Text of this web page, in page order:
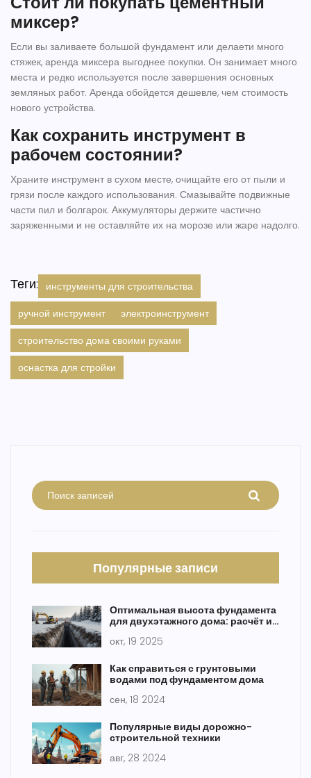
миксер?
Если вы заливаете большой фундамент или делаети много
стяжек, аренда миксера выгоднее покупки. Он занимает много
места и редко используется после завершения основных
земляных работ. Аренда обойдется дешевле, чем стоимость
нового устройства.
Как сохранить инструмент в
рабочем состоянии?
Храните инструмент в сухом месте, очищайте его от пыли и
грязи после каждого использования. Смазывайте подвижные
части пил и болгарок. Аккумуляторы держите частично
заряженными и не оставляйте их на морозе или жаре надолго.
Теги:
инструменты для строительства
ручной инструмент
электроинструмент
строительство дома своими руками
оснастка для стройки
Популярные записи
Оптимальная высота фундамента
для двухэтажного дома: расчёт и
окт, 19 2025
Как справиться с грунтовыми
водами под фундаментом дома
сен, 18 2024
Популярные виды дорожно-
строительной техники
авг, 28 2024